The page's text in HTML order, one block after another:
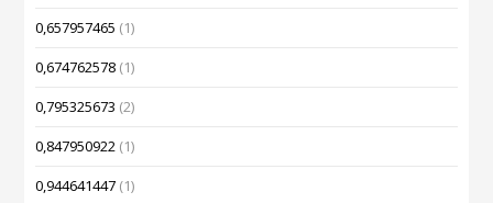
0,657957465 (1)
0,674762578 (1)
0,795325673 (2)
0,847950922 (1)
0,944641447 (1)